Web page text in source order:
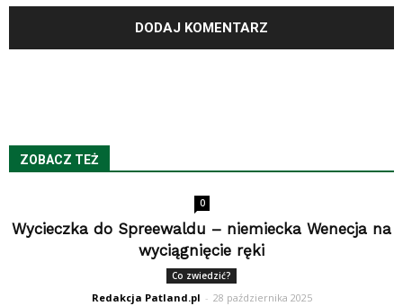
ZOBACZ TEŻ
0
Wycieczka do Spreewaldu – niemiecka Wenecja na
wyciągnięcie ręki
Co zwiedzić?
Redakcja Patland.pl - 28 października 2025